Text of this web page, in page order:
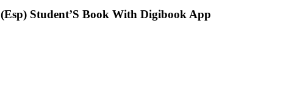
Student’S Book With Digibook App